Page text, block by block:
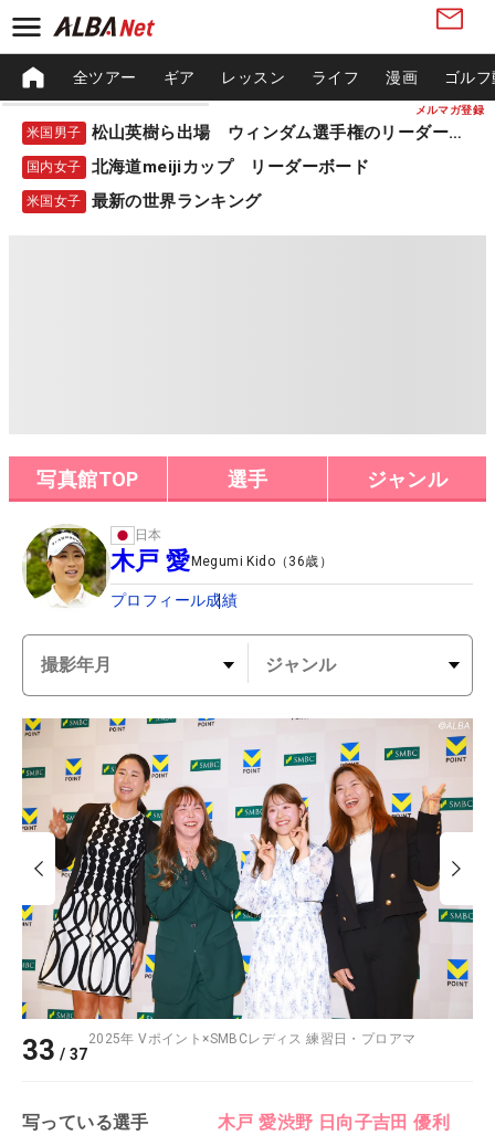
メルマガ登録
全ツアー ギア レッスン ライフ 漫画 ゴル
米国男子 松山英樹ら出場 ウィンダム選手権のリーダーボード
国内女子 北海道meijiカップ リーダーボード
米国女子 最新の世界ランキング
写真館TOP 選手 ジャンル
日本
木戸 愛Megumi Kido （ 36歳）
プロフィール成績
33 /37
2025年 Vポイント×SMBCレディス 練習日・プロアマ
写っている選手 木戸 愛渋野 日向子吉田 優利